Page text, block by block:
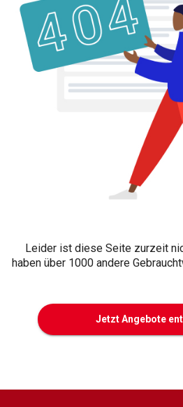
Leider ist diese Seite zurzeit
haben über 1000 andere
Jetzt Angebote